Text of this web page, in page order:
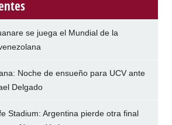
se juega el Mundial de la
Noche de ensueño para UCV ante
Delgado
Stadium: Argentina pierde otra final